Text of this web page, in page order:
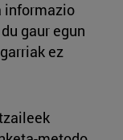
informazio
gaur egun
ez